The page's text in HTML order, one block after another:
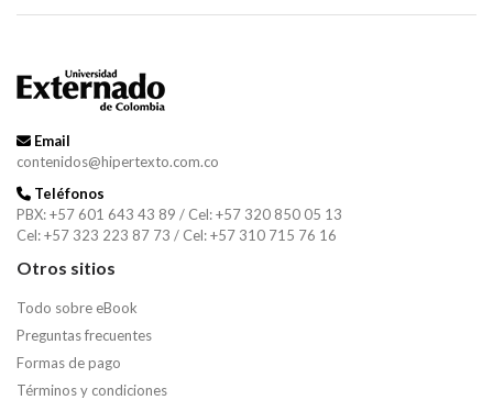
Email
contenidos@hipertexto.com.co
Teléfonos
PBX: +57 601 643 43 89 / Cel: +57 320 850 05 13
Cel: +57 323 223 87 73 / Cel: +57 310 715 76 16
Otros sitios
Todo sobre eBook
Preguntas frecuentes
Formas de pago
Términos y condiciones